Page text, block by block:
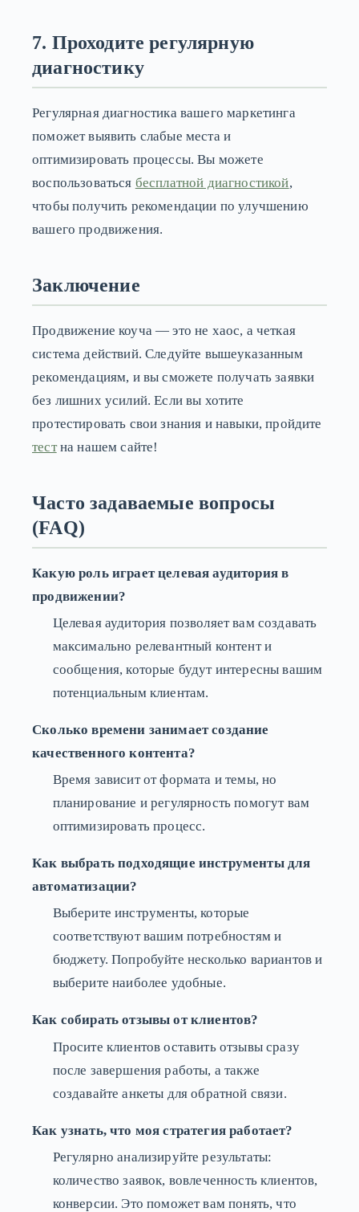
7. Проходите регулярную
диагностику
Регулярная диагностика вашего маркетинга
поможет выявить слабые места и
оптимизировать процессы. Вы можете
воспользоваться бесплатной диагностикой,
чтобы получить рекомендации по улучшению
вашего продвижения.
Заключение
Продвижение коуча — это не хаос, а четкая
система действий. Следуйте вышеуказанным
рекомендациям, и вы сможете получать заявки
без лишних усилий. Если вы хотите
протестировать свои знания и навыки, пройдите
тестна нашем сайте!
Часто задаваемые вопросы
(FAQ)
Какую роль играет целевая аудитория в
продвижении?
Целевая аудитория позволяет вам создавать
максимально релевантный контент и
сообщения, которые будут интересны вашим
потенциальным клиентам.
Сколько времени занимает создание
качественного контента?
Время зависит от формата и темы, но
планирование и регулярность помогут вам
оптимизировать процесс.
Как выбрать подходящие инструменты для
автоматизации?
Выберите инструменты, которые
соответствуют вашим потребностям и
бюджету. Попробуйте несколько вариантов и
выберите наиболее удобные.
Как собирать отзывы от клиентов?
Просите клиентов оставить отзывы сразу
после завершения работы, а также
создавайте анкеты для обратной связи.
Как узнать, что моя стратегия работает?
Регулярно анализируйте результаты:
количество заявок, вовлеченность клиентов,
конверсии. Это поможет вам понять, что